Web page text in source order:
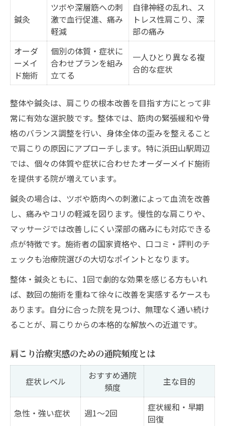
鍼灸
ツボや深層筋への刺
激で血行促進、痛み
軽減
自律神経の乱れ、ス
トレス性肩こり、深
部の痛み
オーダ
ーメイ
ド施術
個別の体質・症状に
合わせプランを組み
立てる
一人ひとり異なる複
合的な症状
整体や鍼灸は、肩こりの根本改善を目指す方にとって非
常に有効な選択肢です。整体では、筋肉の緊張緩和や骨
格のバランス調整を行い、身体全体の歪みを整えること
で肩こりの原因にアプローチします。特に浜田山駅周辺
では、個々の体質や症状に合わせたオーダーメイド施術
を提供する院が増えています。
鍼灸の場合は、ツボや筋肉への刺激によって血流を改善
し、痛みやコリの軽減を図ります。慢性的な肩こりや、
マッサージでは改善しにくい深部の痛みにも対応できる
点が特徴です。施術者の国家資格や、口コミ・評判のチ
ェックも治療院選びの大切なポイントとなります。
整体・鍼灸ともに、1回で劇的な効果を感じる方もいれ
ば、数回の施術を重ねて徐々に改善を実感するケースも
あります。自分に合った院を見つけ、無理なく通い続け
ることが、肩こりからの本格的な解放への近道です。
肩こり治療実感のための通院頻度とは
症状レベル
おすすめ通院
頻度
主な目的
急性・強い症状 週1～2回
症状緩和・早期
回復